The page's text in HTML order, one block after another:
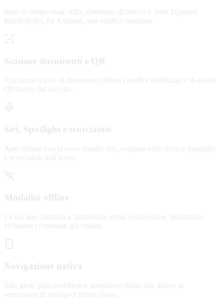
Stato in tempo reale sulla schermata di blocco e nella Dynamic
Island (iOS). Su Android, una notifica continua.
Scanner documenti e QR
Scansione nativa di documenti (rileva i bordi e raddrizza) e di codici
QR/barre, dal tuo sito.
Siri, Spotlight e scorciatoie
Apri sezioni con la voce tramite Siri, compari nella ricerca Spotlight
e scorciatoie dell’icona.
Modalità offline
La tua app continua a funzionare senza connessione, mostrando
all'istante i contenuti già visitati.
Navigazione nativa
Tab, gesti, pull-to-refresh e transizioni fluide che danno la
sensazione di un'app di prima classe.